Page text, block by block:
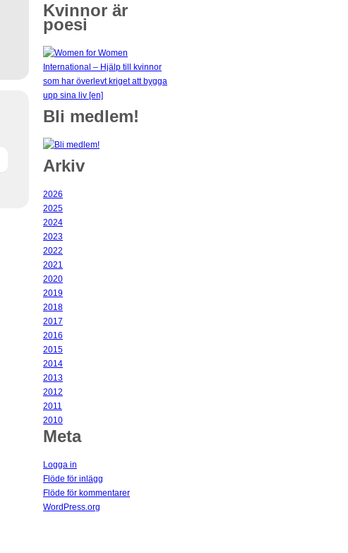
Kvinnor är
poesi
Bli medlem!
Arkiv
2026
2025
2024
2023
2022
2021
2020
2019
2018
2017
2016
2015
2014
2013
2012
2011
2010
Meta
Logga in
Flöde för inlägg
Flöde för kommentarer
WordPress.org